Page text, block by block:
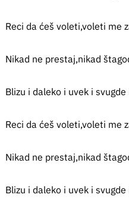
Reci da ćeš voleti,voleti me
Nikad ne prestaj,nikad
Blizu i daleko i uvek i svugde
Reci da ćeš voleti,voleti me
Nikad ne prestaj,nikad
Blizu i daleko i uvek i svugde